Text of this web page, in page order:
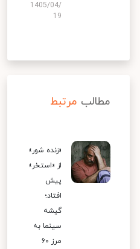
1405/04/
19
مطالب مرتبط
«زنده شور»
از «استخر»
پیش
افتاد؛
گیشه
سینما به
مرز ۶۰